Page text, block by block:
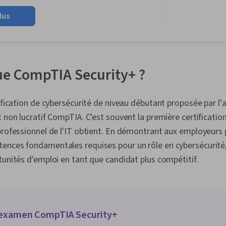
Réponse
Présence sur
des
événements
Splunk,
Gestion des
des
CompTIA Security+ ?
de cybersécurité de niveau débutant proposée par
lucratif CompTIA. C'est souvent la première
de l'IT obtient. En démontrant aux employeurs
fondamentales requises pour un rôle en
d'emploi en tant que candidat plus compétitif.
CompTIA Security+